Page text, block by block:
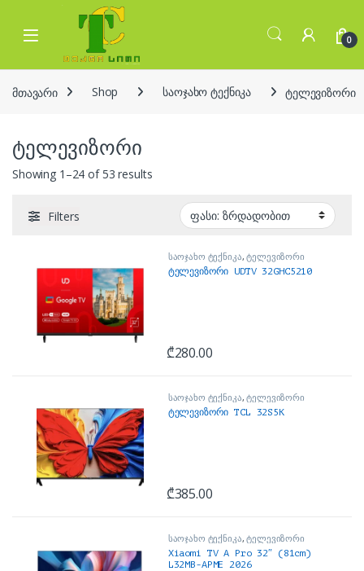
Skip to navigation
Skip to content
Open 0
მთავარი Shop საოჯახო ტექნიკა ტელევიზორი
ტელევიზორი
Showing 1–24 of 53 resultsSorted by price: low to high
Filters
საოჯახო ტექნიკა,ტელევიზორი
ტელევიზორი UDTV 32GHC5210
₾280.00
საოჯახო ტექნიკა,ტელევიზორი
ტელევიზორი TCL 32S5K
₾385.00
საოჯახო ტექნიკა,ტელევიზორი
Xiaomi TV A Pro 32″ (81cm)
L32MB-APME 2026